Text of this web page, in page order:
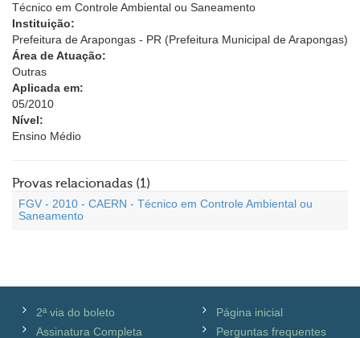
Técnico em Controle Ambiental ou Saneamento
Instituição:
Prefeitura de Arapongas - PR (Prefeitura Municipal de Arapongas)
Área de Atuação:
Outras
Aplicada em:
05/2010
Nível:
Ensino Médio
Provas relacionadas (1)
FGV - 2010 - CAERN - Técnico em Controle Ambiental ou
Saneamento
2ª via do boleto
Assinatura Completa
Página inicial
Perguntas frequentes